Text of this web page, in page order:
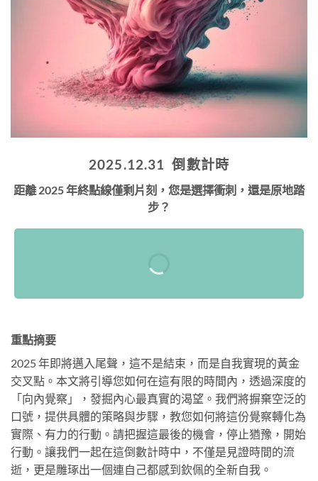
2025.12.31 倒數計時
距離 2025 年終點線僅剩片刻，您是選擇衝刺，還是原地踏
步？
重點摘要
2025 年即將邁入尾聲，這不是結束，而是自我實現的黃金
交叉點。本文將引導您如何在這有限的時間內，透過深度的
「向內覺察」，發掘內心最真實的渴望。我們將摒棄空泛的
口號，提供具體的策略與步驟，教您如何將這份覺察轉化為
實際、有力的行動。請把握這最後的機會，停止猶豫，開始
行動。讓我們一起在這倒數計時中，不僅是見證時間的流
逝，更是雕琢出一個連自己都感到欽佩的全新自我。